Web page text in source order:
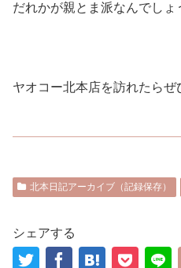
だれかが親とま派なんでしょ
ヤオコー北本店を訪れたらぜ
北本日記アーカイブ（記録保存）
シェアする